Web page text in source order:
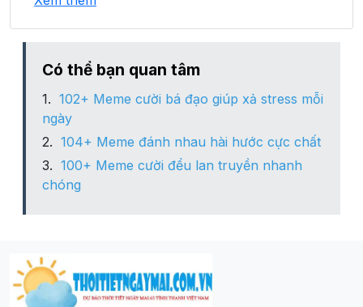
Xã Xín Chải
Có thể bạn quan tâm
102+ Meme cười bá đạo giúp xả stress mỗi
ngày
104+ Meme đánh nhau hài hước cực chất
100+ Meme cười đểu lan truyền nhanh
chóng